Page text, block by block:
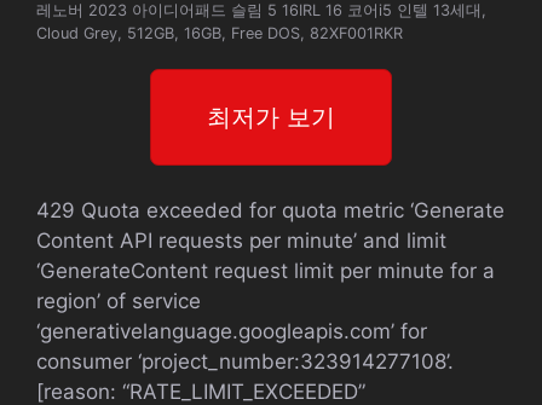
레노버 2023 아이디어패드 슬림 5 16IRL 16 코어i5 인텔 13세대,
Cloud Grey, 512GB, 16GB, Free DOS, 82XF001RKR
최저가 보기
429 Quota exceeded for quota metric ‘Generate
Content API requests per minute’ and limit
‘GenerateContent request limit per minute for a
region’ of service
‘generativelanguage.googleapis.com’ for
consumer ‘project_number:323914277108’.
[reason: “RATE_LIMIT_EXCEEDED”